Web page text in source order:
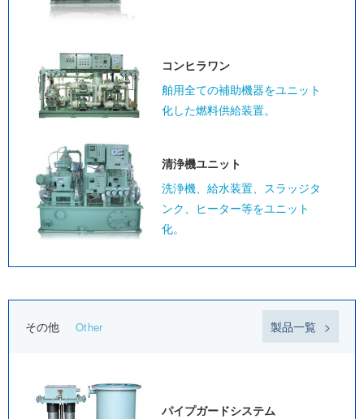
コンヒラワン
舶用全ての補助機器をユニット
化した燃料供給装置。
清浄機ユニット
洗浄機、給水装置、スラッジタ
ンク、ヒーター等をユニット
化。
その他 Other 製品一覧
パイプガードシステム